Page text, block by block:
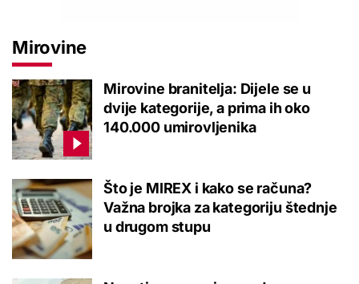
Mirovine
Mirovine branitelja: Dijele se u
dvije kategorije, a prima ih oko
140.000 umirovljenika
Što je MIREX i kako se računa?
Važna brojka za kategoriju štednje
u drugom stupu